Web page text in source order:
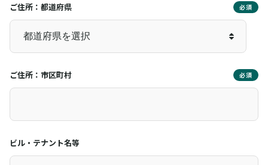
ご住所：都道府県 必須
ご住所：市区町村 必須
ビル・テナント名等